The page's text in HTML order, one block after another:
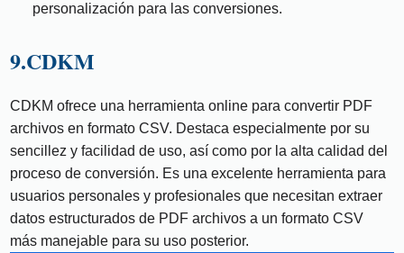
personalización para las conversiones.
9.CDKM
CDKM ofrece una herramienta online para convertir PDF
archivos en formato CSV. Destaca especialmente por su
sencillez y facilidad de uso, así como por la alta calidad del
proceso de conversión. Es una excelente herramienta para
usuarios personales y profesionales que necesitan extraer
datos estructurados de PDF archivos a un formato CSV
más manejable para su uso posterior.